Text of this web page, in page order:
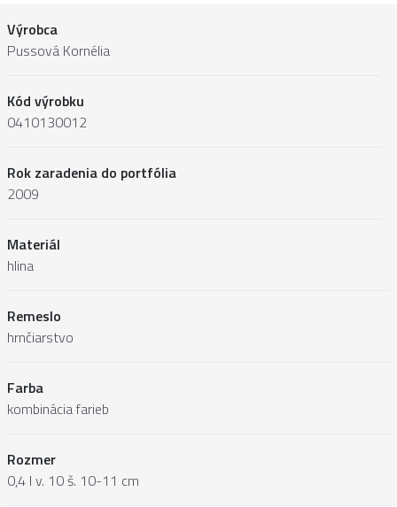
Výrobca
Pussová Kornélia
Kód výrobku
0410130012
Rok zaradenia do portfólia
2009
Materiál
hlina
Remeslo
hrnčiarstvo
Farba
kombinácia farieb
Rozmer
0,4 l v. 10 š. 10-11 cm